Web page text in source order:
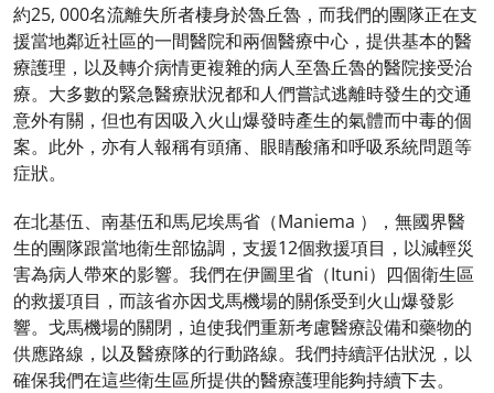
約25, 000名流離失所者棲身於魯丘魯，而我們的團隊正在支
援當地鄰近社區的一間醫院和兩個醫療中心，提供基本的醫
療護理，以及轉介病情更複雜的病人至魯丘魯的醫院接受治
療。大多數的緊急醫療狀況都和人們嘗試逃離時發生的交通
意外有關，但也有因吸入火山爆發時產生的氣體而中毒的個
案。此外，亦有人報稱有頭痛、眼睛酸痛和呼吸系統問題等
症狀。
在北基伍、南基伍和馬尼埃馬省（Maniema ），無國界醫
生的團隊跟當地衛生部協調，支援12個救援項目，以減輕災
害為病人帶來的影響。我們在伊圖里省（Ituni）四個衛生區
的救援項目，而該省亦因戈馬機場的關係受到火山爆發影
響。戈馬機場的關閉，迫使我們重新考慮醫療設備和藥物的
供應路線，以及醫療隊的行動路線。我們持續評估狀況，以
確保我們在這些衛生區所提供的醫療護理能夠持續下去。